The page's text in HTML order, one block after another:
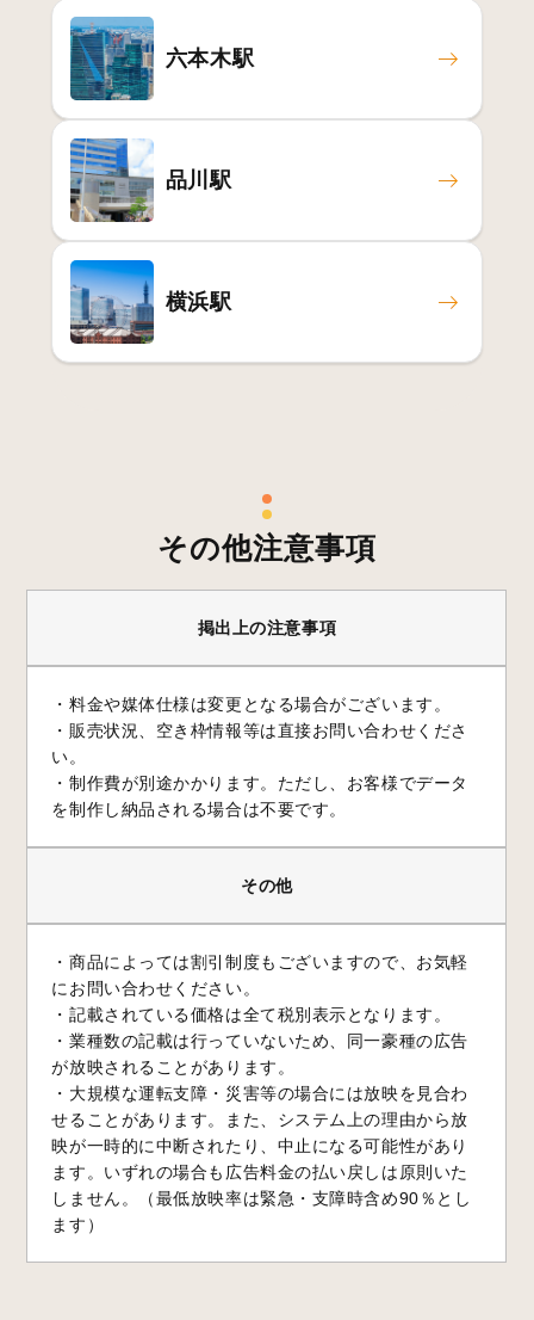
六本木駅
品川駅
横浜駅
その他注意事項
掲出上の注意事項
・料金や媒体仕様は変更となる場合がございます。
・販売状況、空き枠情報等は直接お問い合わせくださ
い。
・制作費が別途かかります。ただし、お客様でデータ
を制作し納品される場合は不要です。
その他
・商品によっては割引制度もございますので、お気軽
にお問い合わせください。
・記載されている価格は全て税別表示となります。
・業種数の記載は行っていないため、同一豪種の広告
が放映されることがあります。
・大規模な運転支障・災害等の場合には放映を見合わ
せることがあります。また、システム上の理由から放
映が一時的に中断されたり、中止になる可能性があり
ます。いずれの場合も広告料金の払い戻しは原則いた
しません。（最低放映率は緊急・支障時含め90％とし
ます）